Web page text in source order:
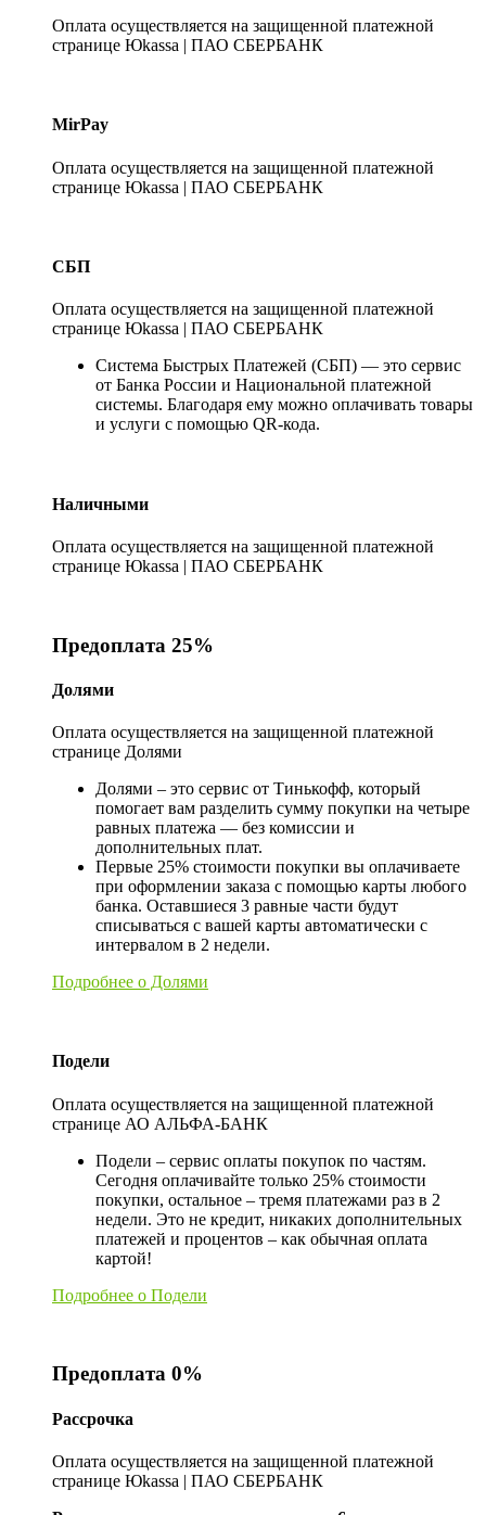
Оплата осуществляется на защищенной платежной
странице Юkassa | ПАО СБЕРБАНК
MirPay
Оплата осуществляется на защищенной платежной
странице Юkassa | ПАО СБЕРБАНК
СБП
Оплата осуществляется на защищенной платежной
странице Юkassa | ПАО СБЕРБАНК
Система Быстрых Платежей (СБП) — это сервис
от Банка России и Национальной платежной
системы. Благодаря ему можно оплачивать товары
и услуги с помощью QR-кода.
Наличными
Оплата осуществляется на защищенной платежной
странице Юkassa | ПАО СБЕРБАНК
Предоплата 25%
Долями
Оплата осуществляется на защищенной платежной
странице Долями
Долями – это сервис от Тинькофф, который
помогает вам разделить сумму покупки на четыре
равных платежа — без комиссии и
дополнительных плат.
Первые 25% стоимости покупки вы оплачиваете
при оформлении заказа с помощью карты любого
банка. Оставшиеся 3 равные части будут
списываться с вашей карты автоматически с
интервалом в 2 недели.
Подробнее о Долями
Подели
Оплата осуществляется на защищенной платежной
странице АО АЛЬФА-БАНК
Подели – сервис оплаты покупок по частям.
Сегодня оплачивайте только 25% стоимости
покупки, остальное – тремя платежами раз в 2
недели. Это не кредит, никаких дополнительных
платежей и процентов – как обычная оплата
картой!
Подробнее о Подели
Предоплата 0%
Рассрочка
Оплата осуществляется на защищенной платежной
странице Юkassa | ПАО СБЕРБАНК